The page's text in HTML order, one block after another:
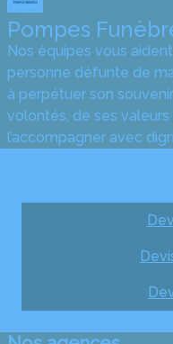
Pompes
Nos équipes vous
personne défunte de
à perpétuer son
volontés, de ses
l’accompagner avec